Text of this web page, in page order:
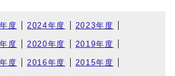
度 2024年度 2023年度
度 2020年度 2019年度
度 2016年度 2015年度